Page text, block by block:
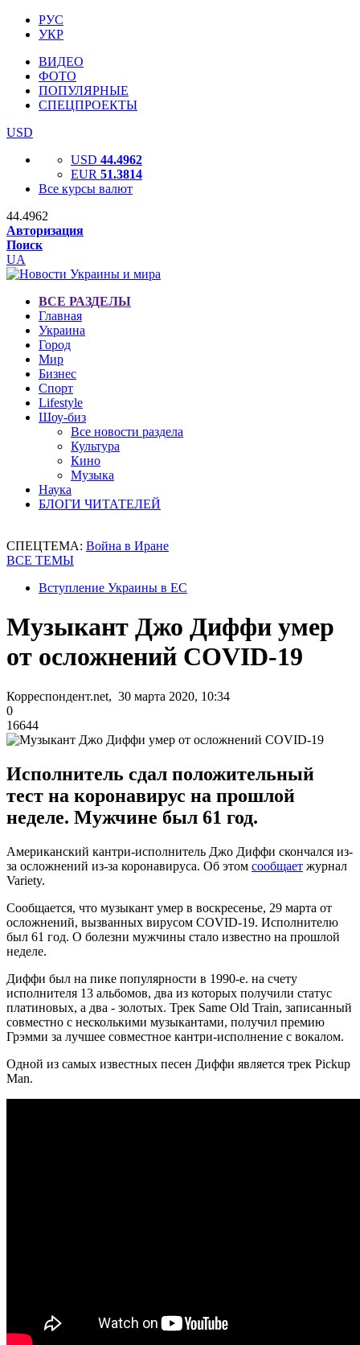
РУС
УКР
ВИДЕО
ФОТО
ПОПУЛЯРНЫЕ
СПЕЦПРОЕКТЫ
USD
USD 44.4962
EUR 51.3814
Все курсы валют
44.4962
Авторизация
Поиск
UA
ВСЕ РАЗДЕЛЫ
Главная
Украина
Город
Мир
Бизнес
Спорт
Lifestyle
Шоу-биз
Все новости раздела
Культура
Кино
Музыка
Наука
БЛОГИ ЧИТАТЕЛЕЙ
СПЕЦТЕМА: Война в Иране
ВСЕ ТЕМЫ
Вступление Украины в ЕС
Музыкант Джо Диффи умер
от осложнений COVID-19
Корреспондент.net, 30 марта 2020, 10:34
0
16644
Исполнитель сдал положительный
тест на коронавирус на прошлой
неделе. Мужчине был 61 год.
Американский кантри-исполнитель Джо Диффи скончался из-
за осложнений из-за коронавируса. Об этом сообщает журнал
Variety.
Сообщается, что музыкант умер в воскресенье, 29 марта от
осложнений, вызванных вирусом COVID-19. Исполнителю
был 61 год. О болезни мужчины стало известно на прошлой
неделе.
Диффи был на пике популярности в 1990-е. на счету
исполнителя 13 альбомов, два из которых получили статус
платиновых, а два - золотых. Трек Same Old Train, записанный
совместно с несколькими музыкантами, получил премию
Грэмми за лучшее совместное кантри-исполнение с вокалом.
Одной из самых известных песен Диффи является трек Pickup
Man.